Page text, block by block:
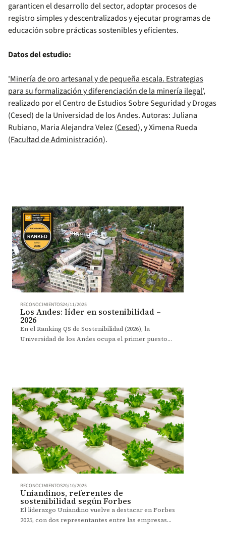
garanticen el desarrollo del sector, adoptar procesos de
registro simples y descentralizados y ejecutar programas de
educación sobre prácticas sostenibles y eficientes.
Datos del estudio:
'Minería de oro artesanal y de pequeña escala. Estrategias
para su formalización y diferenciación de la minería ilegal',
realizado por el Centro de Estudios Sobre Seguridad y Drogas
(Cesed) de la Universidad de los Andes. Autoras: Juliana
Rubiano, Maria Alejandra Velez (Cesed), y Ximena Rueda
(Facultad de Administración).
RECONOCIMIENTOS24/11/2025
Los Andes: líder en sostenibilidad –
2026
En el Ranking QS de Sostenibilidad (2026), la
Universidad de los Andes ocupa el primer puesto
RECONOCIMIENTOS20/10/2025
Uniandinos, referentes de
sostenibilidad según Forbes
El liderazgo Uniandino vuelve a destacar en Forbes
2025, con dos representantes entre las empresas